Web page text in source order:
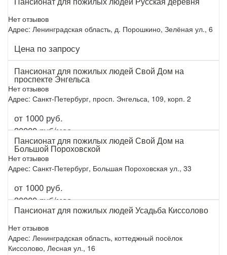
Нет отзывов
Адрес: Ленинградская область, д. Порошкино, Зелёная ул., 6
Цена по запросу
Пансионат для пожилых людей Свой Дом на
проспекте Энгельса
Нет отзывов
Адрес: Санкт-Петербург, просп. Энгельса, 109, корп. 2
от 1000 руб.
30000 руб/мес.
Пансионат для пожилых людей Свой Дом на
Большой Пороховской
Нет отзывов
Адрес: Санкт-Петербург, Большая Пороховская ул., 33
от 1000 руб.
30000 руб/мес.
Пансионат для пожилых людей Усадьба Киссолово
Нет отзывов
Адрес: Ленинградская область, коттеджный посёлок
Киссолово, Лесная ул., 16